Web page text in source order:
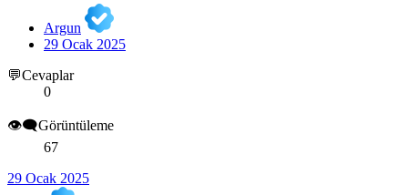
Argun
29 Ocak 2025
💬Cevaplar
0
👁️‍🗨️Görüntüleme
67
29 Ocak 2025